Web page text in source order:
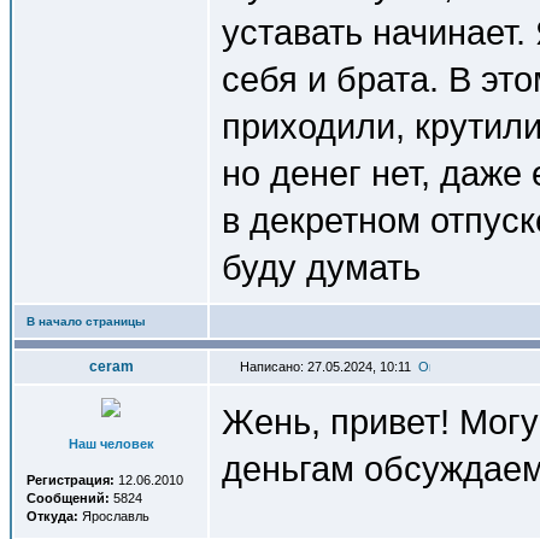
уставать
себя и брата. В
приходили,
но денег нет,
в декретном
буду думать
В начало страницы
ceram Написано: 27.05.2024, 10:11
Наш человек
Регистрация: 12.06.2010
Сообщений: 5824
Откуда: Ярославль
Жень, привет!
деньгам